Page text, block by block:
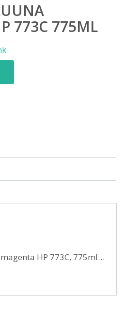
773C 775ML
HP 773C, 775ml…